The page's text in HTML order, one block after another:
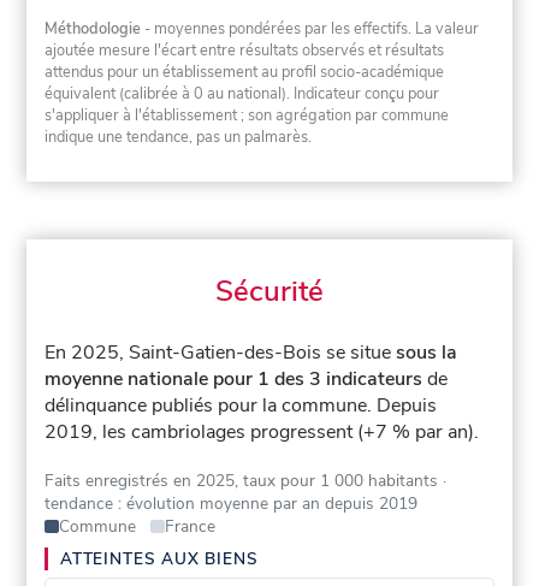
Méthodologie - moyennes pondérées par les effectifs. La valeur
ajoutée mesure l'écart entre résultats observés et résultats
attendus pour un établissement au profil socio-académique
équivalent (calibrée à 0 au national). Indicateur conçu pour
s'appliquer à l'établissement ; son agrégation par commune
indique une tendance, pas un palmarès.
Sécurité
En 2025, Saint-Gatien-des-Bois se situesous la
moyenne nationale pour 1 des 3 indicateurs de
délinquance publiés pour la commune. Depuis
2019, les cambriolages progressent (+7 % par an).
Faits enregistrés en 2025, taux pour 1 000 habitants ·
tendance : évolution moyenne par an depuis 2019
Commune
France
ATTEINTES AUX BIENS